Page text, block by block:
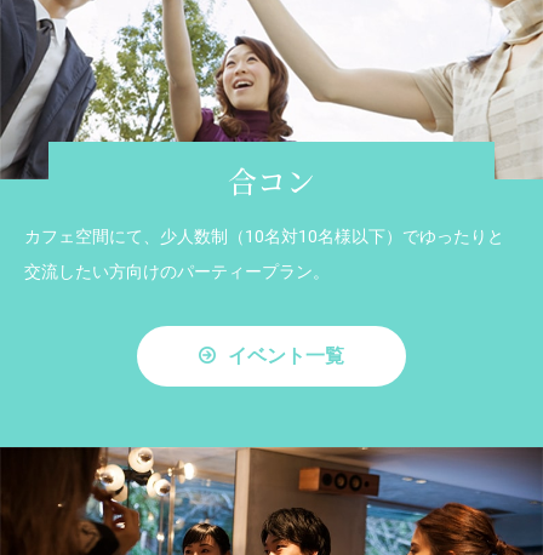
合コン
カフェ空間にて、少人数制（10名対10名様以下）でゆったりと
交流したい方向けのパーティープラン。
イベント一覧